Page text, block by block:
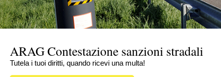
ARAG Contestazione sanzioni stradali
Tutela i tuoi diritti, quando ricevi una multa!